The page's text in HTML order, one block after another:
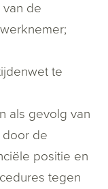
de
te
als gevolg van
door de
positie en
tegen